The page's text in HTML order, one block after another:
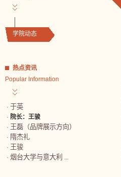
学院动态
热点资讯
Popular Information
· 于英
· 院长：王骏
· 王磊（品牌展示方向）
· 隋杰礼
· 王骏
· 烟台大学与意大利 ...